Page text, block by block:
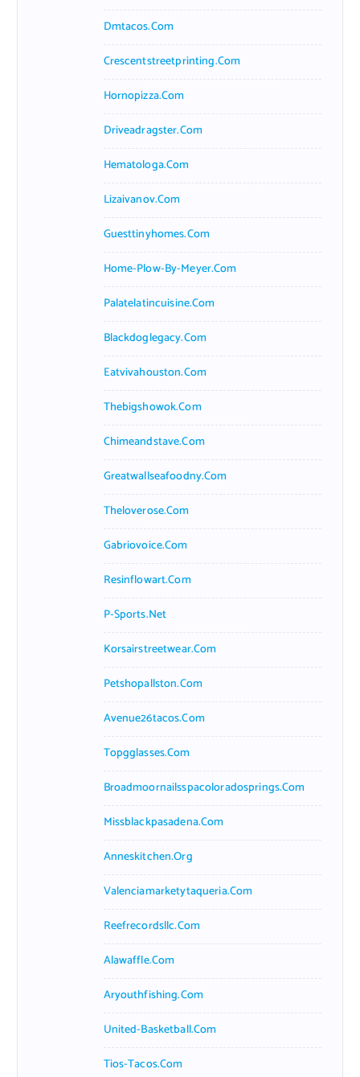
Dmtacos.com
Crescentstreetprinting.com
Hornopizza.com
Driveadragster.com
Hematologa.com
Lizaivanov.com
Guesttinyhomes.com
Home-Plow-By-Meyer.com
Palatelatincuisine.com
Blackdoglegacy.com
Eatvivahouston.com
Thebigshowok.com
Chimeandstave.com
Greatwallseafoodny.com
Theloverose.com
Gabriovoice.com
Resinflowart.com
P-Sports.net
Korsairstreetwear.com
Petshopallston.com
Avenue26tacos.com
Topgglasses.com
Broadmoornailsspacoloradosprings.com
Missblackpasadena.com
Anneskitchen.org
Valenciamarketytaqueria.com
Reefrecordsllc.com
Alawaffle.com
Aryouthfishing.com
United-Basketball.com
Tios-Tacos.com